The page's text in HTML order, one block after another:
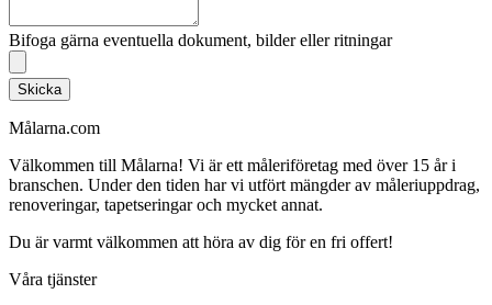
Bifoga gärna eventuella dokument, bilder eller ritningar
Skicka
Målarna.com
Välkommen till Målarna! Vi är ett måleriföretag med över 15 år i
branschen. Under den tiden har vi utfört mängder av måleriuppdrag,
renoveringar, tapetseringar och mycket annat.
Du är varmt välkommen att höra av dig för en fri offert!
Våra tjänster